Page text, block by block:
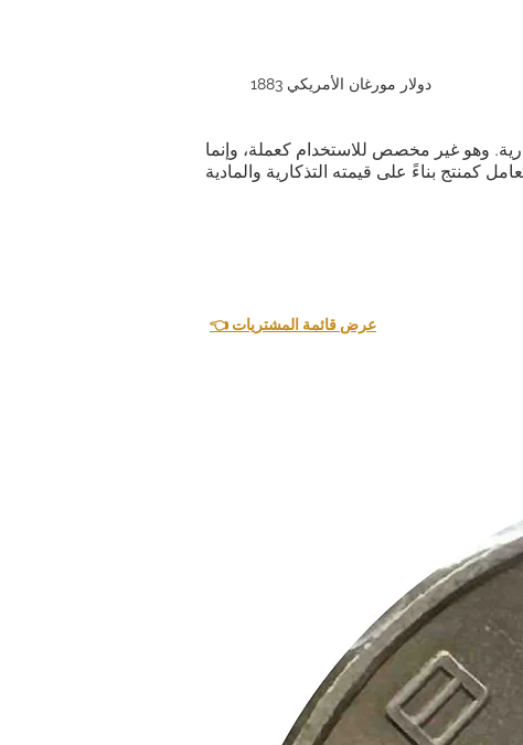
دولار مورغان الأمريكي 1883
وهو غير مخصص للاستخدام كعملة، وإنما
👈 عرض قائمة المشتريات